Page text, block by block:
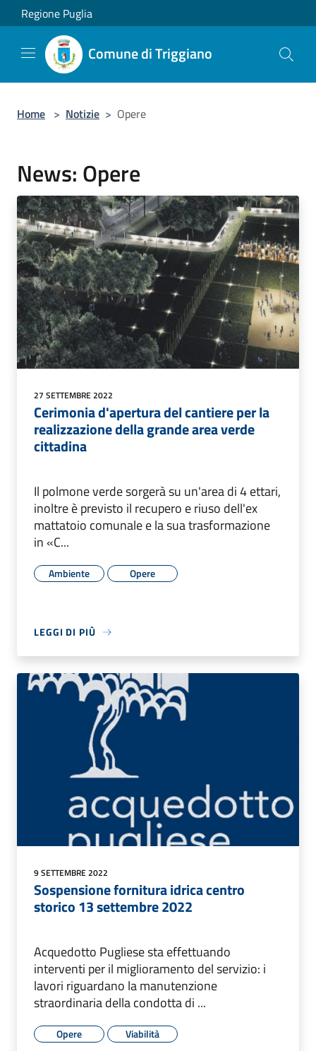
Salta al contenuto principale
Regione Puglia
Comune di Triggiano
Home > Notizie > Opere
News: Opere
27 SETTEMBRE 2022
Cerimonia d'apertura del cantiere per la
realizzazione della grande area verde
cittadina
Il polmone verde sorgerà su un'area di 4 ettari,
inoltre è previsto il recupero e riuso dell'ex
mattatoio comunale e la sua trasformazione
in «C...
Ambiente Opere
LEGGI DI PIÙ
9 SETTEMBRE 2022
Sospensione fornitura idrica centro
storico 13 settembre 2022
Acquedotto Pugliese sta effettuando
interventi per il miglioramento del servizio: i
lavori riguardano la manutenzione
straordinaria della condotta di ...
Opere Viabilità